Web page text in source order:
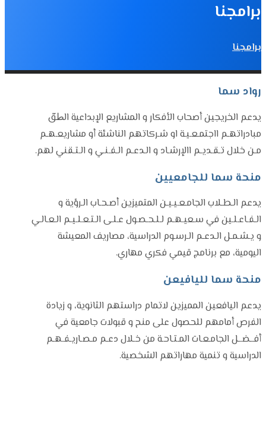
برامجنا
برامجنا
رواد سما
يدعم الخريجين أصحاب الأفكار و المشاريع الإبداعية الط̈ق
مبادراتهـم ااجتمـعـيـة او شـركاتهم الناشئة أو مشاريعـهـم
مـن خلال تـقـديـم االإرشـاد و الـدعـم الـفـنـي و الـتـقني لهم.
منحة سما للجامعيين
يدعم الـطـلاب الجامـعـيـيـن المتميزين أصـحـاب الـرؤية و
الـفـاعـلـين في سـعيـهـم لـلـحـصـول عـلـى الـتـعـلـيـم الـعـالـي
و يـشـمـل الـدعـم الـرسـوم الدراسية، مصاريف المعيشة
اليومية، مع برنامج قيمي فكري مهاري.
منحة سما لليافيعن
يدعم اليافعين المميزين لاتمام دراستهم الثانوية، و زيادة
الفرص أمامهم للحصول على منح و قبولات جامعية في
أفــضــل الجامـعـات المـتـاحـة من خـلال دعـم مـصـاريـفـهـم
الدراسية و تنمية مهاراتهم الشخصية.